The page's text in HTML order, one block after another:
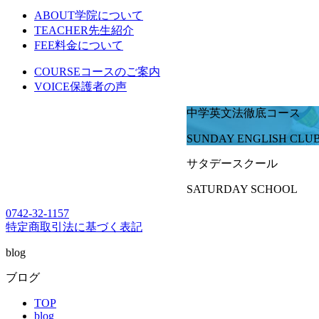
ABOUT学院について
TEACHER先生紹介
FEE料金について
COURSEコースのご案内
VOICE保護者の声
中学英文法徹底コース
SUNDAY ENGLISH
サタデースクール
SATURDAY SCHOOL
0742-32-1157
特定商取引法に基づく表記
blog
ブログ
TOP
blog